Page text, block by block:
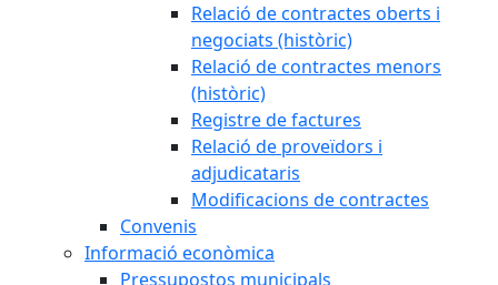
Relació de contractes oberts i
negociats (històric)
Relació de contractes menors
(històric)
Registre de factures
Relació de proveïdors i
adjudicataris
Modificacions de contractes
Convenis
Informació econòmica
Pressupostos municipals